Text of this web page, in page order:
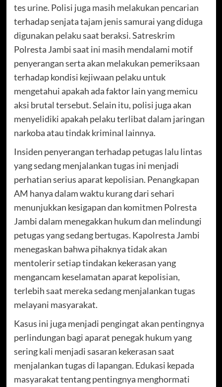
tes urine. Polisi juga masih melakukan pencarian
terhadap senjata tajam jenis samurai yang diduga
digunakan pelaku saat beraksi. Satreskrim
Polresta Jambi saat ini masih mendalami motif
penyerangan serta akan melakukan pemeriksaan
terhadap kondisi kejiwaan pelaku untuk
mengetahui apakah ada faktor lain yang memicu
aksi brutal tersebut. Selain itu, polisi juga akan
menyelidiki apakah pelaku terlibat dalam jaringan
narkoba atau tindak kriminal lainnya.
Insiden penyerangan terhadap petugas lalu lintas
yang sedang menjalankan tugas ini menjadi
perhatian serius aparat kepolisian. Penangkapan
AM hanya dalam waktu kurang dari sehari
menunjukkan kesigapan dan komitmen Polresta
Jambi dalam menegakkan hukum dan melindungi
petugas yang sedang bertugas. Kapolresta Jambi
menegaskan bahwa pihaknya tidak akan
mentolerir setiap tindakan kekerasan yang
mengancam keselamatan aparat kepolisian,
terlebih saat mereka sedang menjalankan tugas
melayani masyarakat.
Kasus ini juga menjadi pengingat akan pentingnya
perlindungan bagi aparat penegak hukum yang
sering kali menjadi sasaran kekerasan saat
menjalankan tugas di lapangan. Edukasi kepada
masyarakat tentang pentingnya menghormati